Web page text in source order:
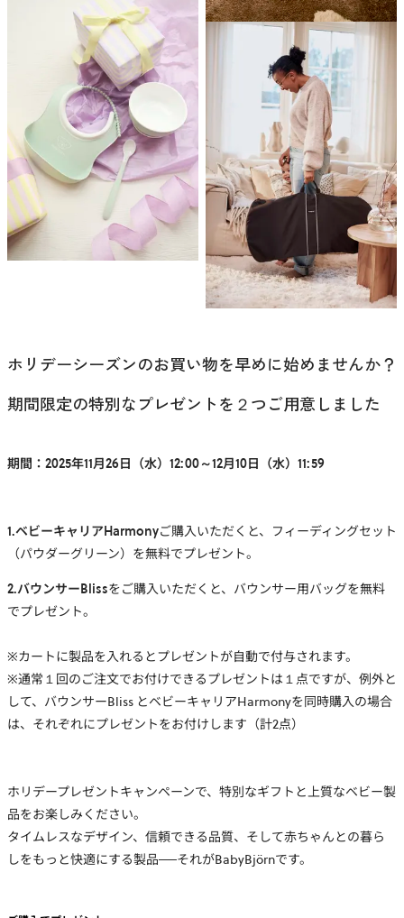
ホリデーシーズンのお買い物を早めに始めませんか？
期間限定の特別なプレゼントを２つご用意しました
期間：2025年11月26日（水）12:00～12月10日（水）11:59
1.ベビーキャリアHarmonyご購入いただくと、フィーディングセット
（パウダーグリーン）を無料でプレゼント。
2.バウンサーBlissをご購入いただくと、バウンサー用バッグを無料
でプレゼント。
※カートに製品を入れるとプレゼントが自動で付与されます。
※通常１回のご注文でお付けできるプレゼントは１点ですが、例外と
して、バウンサーBliss とベビーキャリアHarmonyを同時購入の場合
は、それぞれにプレゼントをお付けします（計2点）
ホリデープレゼントキャンペーンで、特別なギフトと上質なベビー製
品をお楽しみください。
タイムレスなデザイン、信頼できる品質、そして赤ちゃんとの暮ら
しをもっと快適にする製品──それがBabyBjörnです。